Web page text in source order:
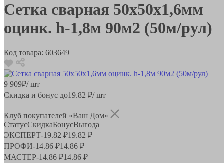
Сетка сварная 50х50х1,6мм
оцинк. h-1,8м 90м2 (50м/рул)
Код товара: 603649
9 909₽/ шт
Скидка и бонус до19.82 ₽/ шт
Клуб покупателей «Ваш Дом»
СтатусСкидкаБонусВыгода
ЭКСПЕРТ-19.82 ₽19.82 ₽
ПРОФИ-14.86 ₽14.86 ₽
МАСТЕР-14.86 ₽14.86 ₽